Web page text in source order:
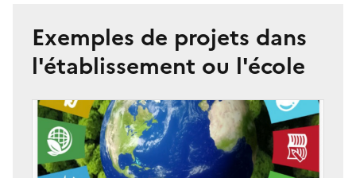
Exemples de projets dans
l'établissement ou l'école
Image
couverture
(conseillée)